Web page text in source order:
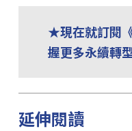
★現在就訂閱
握更多永續轉
延伸閱讀